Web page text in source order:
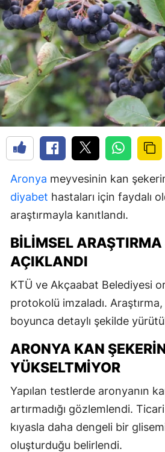
Aronya meyvesinin kan
diyabet hastaları için faydalı
araştırmayla kanıtlandı.
BILIMSEL
AÇIKLANDI
KTÜ ve Akçaabat Belediyesi
protokolü imzaladı.
boyunca detaylı şekilde
ARONYA KAN
YÜKSELTMIYOR
Yapılan testlerde aronyanın
artırmadığı gözlemlendi.
kıyasla daha dengeli bir
oluşturduğu belirlendi.